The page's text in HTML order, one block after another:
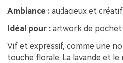
Ambiance : audacieux et créatif
Idéal pour : artwork de
Vif et expressif, comme une
touche florale. La lavande et